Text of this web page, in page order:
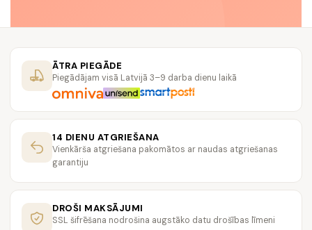
ĀTRA PIEGĀDE
Piegādājam visā Latvijā 3–9 darba dienu laikā
14 DIENU ATGRIEŠANA
Vienkārša atgriešana pakomātos ar naudas atgriešanas
garantiju
DROŠI MAKSĀJUMI
SSL šifrēšana nodrošina augstāko datu drošības līmeni